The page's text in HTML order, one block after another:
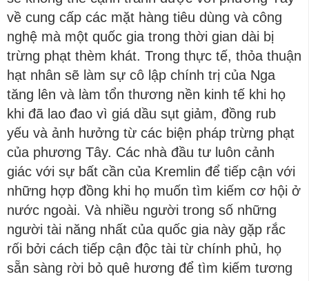
về cung cấp các mặt hàng tiêu dùng và công
nghệ mà một quốc gia trong thời gian dài bị
trừng phạt thèm khát. Trong thực tế, thỏa thuận
hạt nhân sẽ làm sự cô lập chính trị của Nga
tăng lên và làm tổn thương nền kinh tế khi họ
khi đã lao đao vì giá dầu sụt giảm, đồng rub
yếu và ảnh hưởng từ các biện pháp trừng phạt
của phương Tây. Các nhà đầu tư luôn cảnh
giác với sự bất cần của Kremlin để tiếp cận với
những hợp đồng khi họ muốn tìm kiếm cơ hội ở
nước ngoài. Và nhiều người trong số những
người tài năng nhất của quốc gia này gặp rắc
rối bởi cách tiếp cận độc tài từ chính phủ, họ
sẵn sàng rời bỏ quê hương để tìm kiếm tương